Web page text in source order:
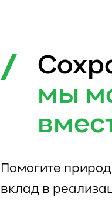
мы
Помогите
вклад в